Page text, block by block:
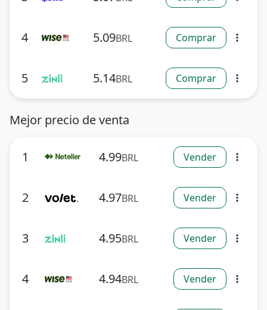
4 5.09BRL Comprar more_vert
5 5.14BRL Comprar more_vert
Mejor precio de venta
1 4.99BRL Vender more_vert
2 4.97BRL Vender more_vert
3 4.95BRL Vender more_vert
4 4.94BRL Vender more_vert